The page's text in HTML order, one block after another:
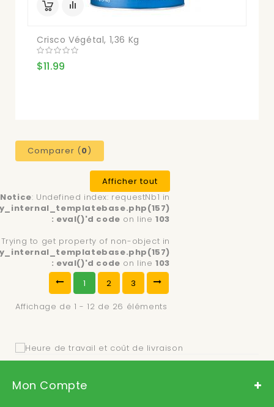
Crisco Végétal, 1,36 Kg
$11.99
Comparer (0)
Afficher tout
Notice: Undefined index: requestNb1 in
: eval()'d code on line103
Trying to get property of non-object in
: eval()'d code on line103
1
2
3
Affichage de 1 - 12 de 26 éléments
Mon Compte